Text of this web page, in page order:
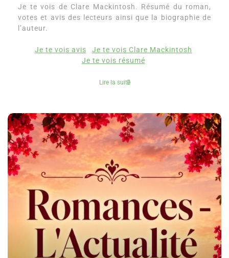
Je te vois de Clare Mackintosh. Résumé du roman,
votes et avis des lecteurs ainsi que la biographie de
l’auteur.
Je te vois avis
Je te vois Clare Mackintosh
Je te vois résumé
Lire la suite